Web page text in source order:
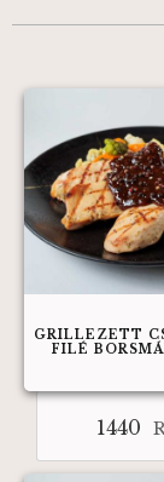
GRILLEZETT
FILÉ
1440